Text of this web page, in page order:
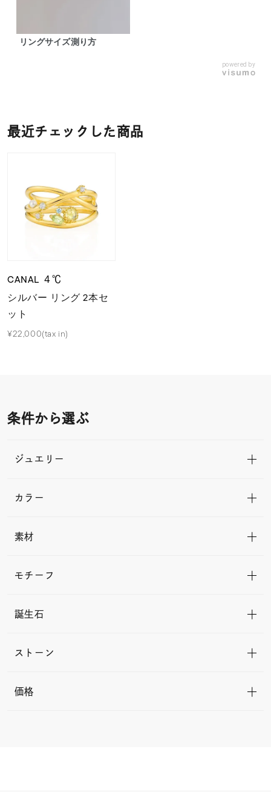
リングサイズ測り方
powered by
最近チェックした商品
CANAL ４℃
シルバー リング 2本セ
ット
¥22,000(tax in)
条件から選ぶ
ジュエリー
カラー
素材
モチーフ
誕生石
ストーン
価格